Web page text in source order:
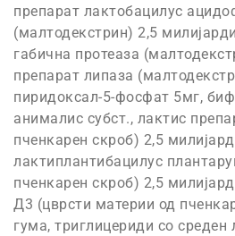
препарат лактобацилус
(малтодекстрин) 2,5
габична протеаза
препарат липаза
пиридоксал-5-фосфат 5мг,
анималис субст., лактис
пченкарен скроб) 2,5
лактиплантибацилус
пченкарен скроб) 2,5
Д3 (цврсти материи од
гума, триглицериди со среден